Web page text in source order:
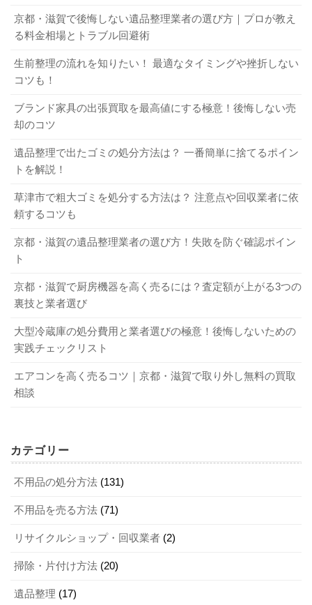
京都・滋賀で後悔しない遺品整理業者の選び方｜プロが教え
る料金相場とトラブル回避術
生前整理の流れを知りたい！ 最適なタイミングや挫折しない
コツも！
ブランド家具の出張買取を最高値にする極意！後悔しない売
却のコツ
遺品整理で出たゴミの処分方法は？ 一番簡単に捨てるポイン
トを解説！
草津市で粗大ゴミを処分する方法は？ 注意点や回収業者に依
頼するコツも
京都・滋賀の遺品整理業者の選び方！失敗を防ぐ確認ポイン
ト
京都・滋賀で厨房機器を高く売るには？査定額が上がる3つの
裏技と業者選び
大型冷蔵庫の処分費用と業者選びの極意！後悔しないための
実践チェックリスト
エアコンを高く売るコツ｜京都・滋賀で取り外し無料の買取
相談
カテゴリー
不用品の処分方法 (131)
不用品を売る方法 (71)
リサイクルショップ・回収業者 (2)
掃除・片付け方法 (20)
遺品整理 (17)